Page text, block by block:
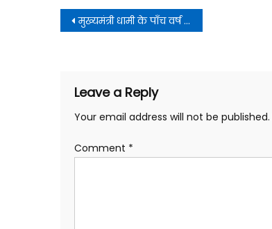
Post
navigation
मुख्यमंत्री धामी के पाँच वर्ष पूर्ण: राज्यपाल बोले—जनविश्वास और विकास की निरंतरता का प्रतीक है यह उपलब्धि
Leave a Reply
Your email address will not be published.
Comment *